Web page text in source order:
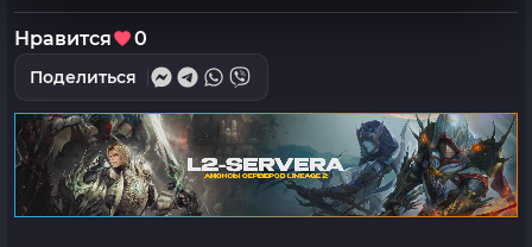
Нравится 0
Поделиться